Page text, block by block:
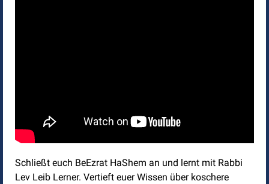
Schließt euch BeEzrat HaShem an und lernt mit Rabbi
Lev Leib Lerner. Vertieft euer Wissen über koschere